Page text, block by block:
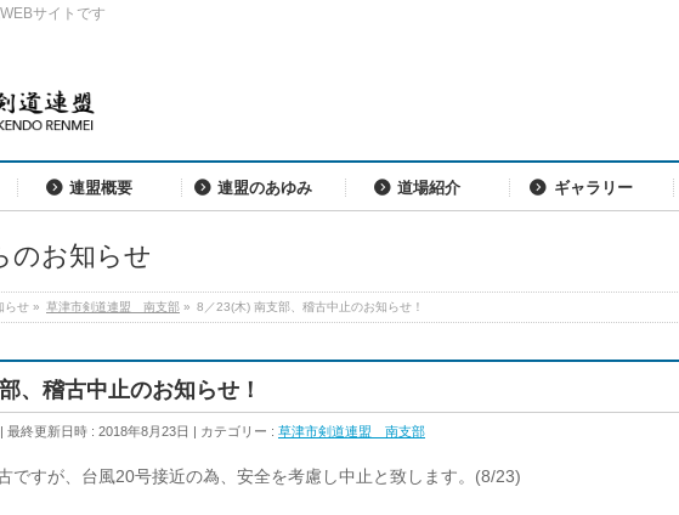
サイトです
連盟概要 連盟のあゆみ 道場紹介 ギャラリー
のお知らせ
らせ » 草津市剣道連盟 南支部 » 8／23(木) 南支部、稽古中止のお知らせ！
、稽古中止のお知らせ！
最終更新日時 : 2018年8月23日 カテゴリー : 草津市剣道連盟 南支部
ですが、台風20号接近の為、安全を考慮し中止と致します。(8/23)